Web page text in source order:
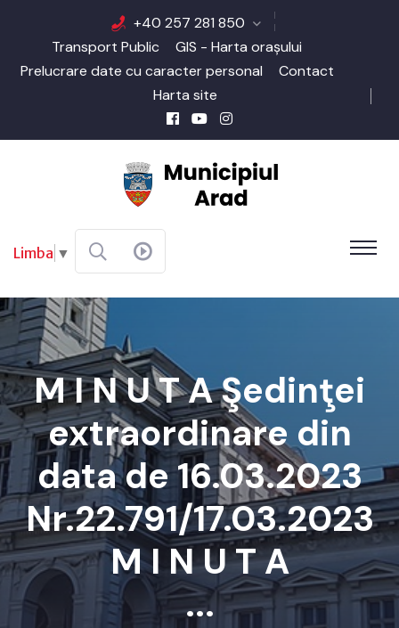
+40 257 281 850
Transport Public
GIS - Harta orașului
Prelucrare date cu caracter personal
Contact
Harta site
Limba ▼
M I N U T A Şedinţei
extraordinare din
data de 16.03.2023
Nr.22.791/17.03.2023
M I N U T A
...